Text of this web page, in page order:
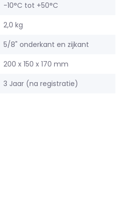
-10°C tot +50°C
2,0 kg
5/8" onderkant en zijkant
200 x 150 x 170 mm
3 Jaar (na registratie)